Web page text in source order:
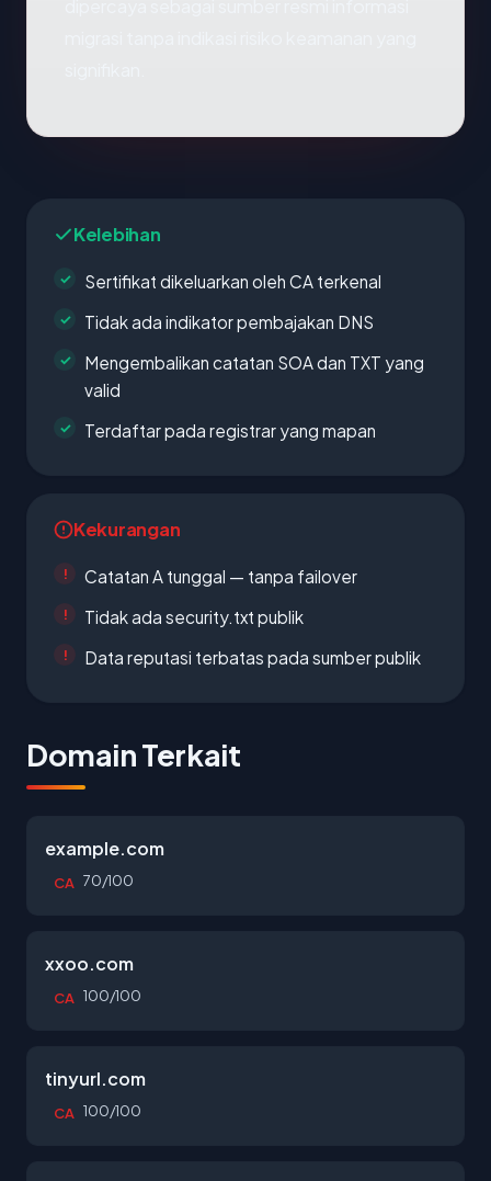
Kelebihan
Sertifikat dikeluarkan oleh CA terkenal
Tidak ada indikator pembajakan DNS
Mengembalikan catatan SOA dan TXT yang
valid
Terdaftar pada registrar yang mapan
Kekurangan
Catatan A tunggal — tanpa failover
Tidak ada security.txt publik
Data reputasi terbatas pada sumber publik
Domain Terkait
example.com
CA 70/100
xxoo.com
CA 100/100
tinyurl.com
CA 100/100